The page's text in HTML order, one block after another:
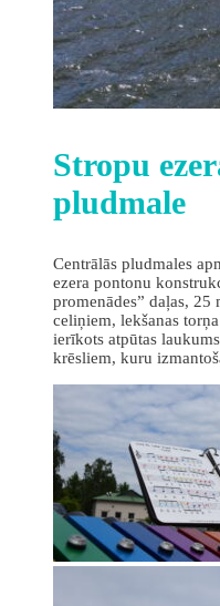
Stropu
pludmale
Centrālās pludmales
ezera pontonu
promenādes” daļas, 25
celiņiem, lekšanas
ierīkots atpūtas
krēsliem, kuru